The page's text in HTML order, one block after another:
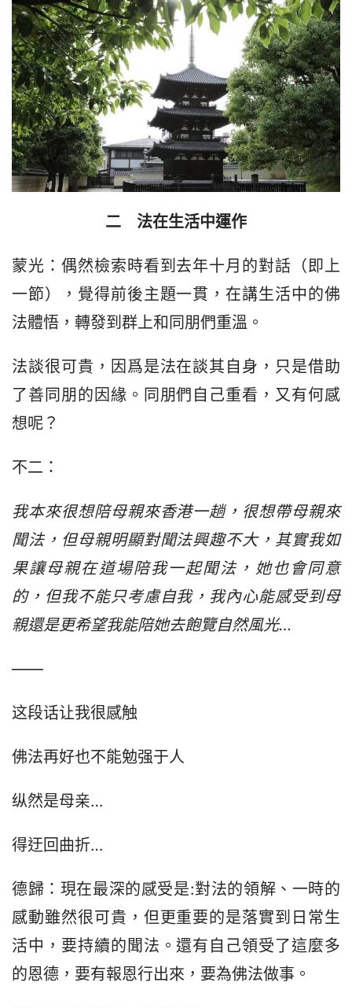
二　法在生活中運作
蒙光：偶然檢索時看到去年十月的對話（即上
一節），覺得前後主題一貫，在講生活中的佛
法體悟，轉發到群上和同朋們重溫。
法談很可貴，因爲是法在談其自身，只是借助
了善同朋的因緣。同朋們自己重看，又有何感
想呢？
不二：
我本來很想陪母親來香港一趟，很想帶母親來
聞法，但母親明顯對聞法興趣不大，其實我如
果讓母親在道場陪我一起聞法，她也會同意
的，但我不能只考慮自我，我內心能感受到母
親還是更希望我能陪她去飽覽自然風光…
——
这段话让我很感触
佛法再好也不能勉强于人
纵然是母亲…
得迂回曲折…
德歸：現在最深的感受是:對法的領解、一時的
感動雖然很可貴，但更重要的是落實到日常生
活中，要持續的聞法。還有自己領受了這麼多
的恩德，要有報恩行出來，要為佛法做事。